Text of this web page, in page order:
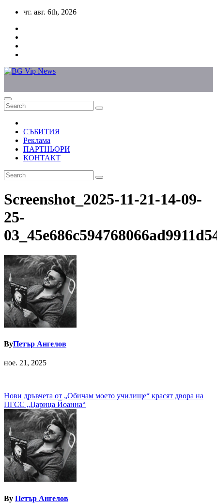
Skip
content
чт. авг. 6th, 2026
СЪБИТИЯ
Реклама
ПАРТНЬОРИ
КОНТАКТ
Screenshot_2025-11-21-14-09-
25-
ByПетър Ангелов
ное. 21, 2025
Навигация
Нови дръвчета от „Обичам моето училище“ красят двора на
ПГСС „Царица Йоанна“
By Петър Ангелов